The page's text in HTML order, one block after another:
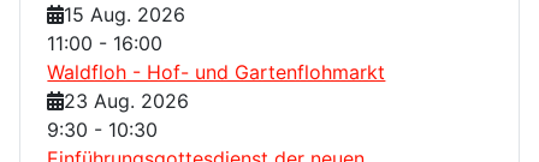
15 Aug. 2026
11:00 - 16:00
Waldfloh - Hof- und Gartenflohmarkt
23 Aug. 2026
9:30 - 10:30